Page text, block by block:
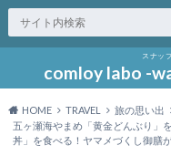
スナッ
comloy labo -
HOME TRAVEL 旅の思い出
五ヶ瀬海やまめ「黄金どんぶり」
丼」を食べる！ヤマメづくし御膳